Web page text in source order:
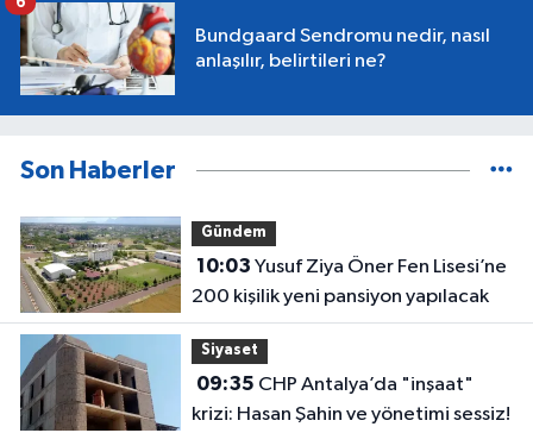
Bundgaard Sendromu nedir, nasıl
anlaşılır, belirtileri ne?
Son Haberler
Gündem
10:03
200 kişilik yeni pansiyon yapılacak
Siyaset
09:35
krizi: Hasan Şahin ve yönetimi sessiz!